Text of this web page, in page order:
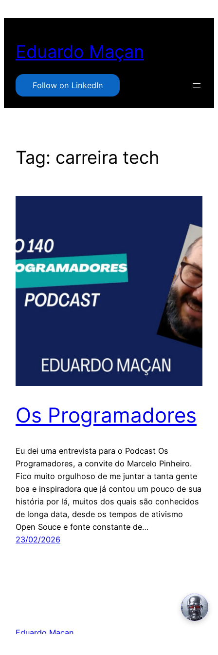
conteúdo
Eduardo Maçan
Follow on LinkedIn
Tag: carreira tech
Os Programadores
Eu dei uma entrevista para o Podcast Os
Programadores, a convite do Marcelo Pinheiro.
Fico muito orgulhoso de me juntar a tanta gente
boa e inspiradora que já contou um pouco de sua
história por lá, muitos dos quais são conhecidos
de longa data, desde os tempos de ativismo
Open Souce e fonte constante de…
23/02/2026
Eduardo Maçan